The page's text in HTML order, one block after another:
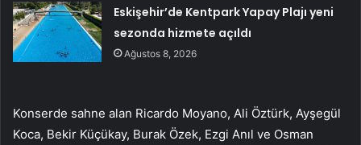
Eskişehir’de Kentpark Yapay Plajı yeni
sezonda hizmete açıldı
Ağustos 8, 2026
Konserde sahne alan Ricardo Moyano, Ali Öztürk, Ayşegül
Koca, Bekir Küçükay, Burak Özek, Ezgi Anıl ve Osman